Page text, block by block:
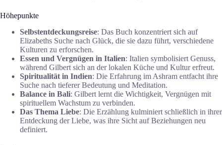
Höhepunkte
Selbstentdeckungsreise: Das Buch konzentriert sich auf
Elizabeths Suche nach Glück, die sie dazu führt, verschiedene
Kulturen zu erforschen.
Essen und Vergnügen in Italien: Italien symbolisiert Genuss,
während Gilbert sich an der lokalen Küche und Kultur erfreut.
Spiritualität in Indien: Die Erfahrung im Ashram entfacht ihre
Suche nach tieferer Bedeutung und Meditation.
Balance in Bali: Gilbert lernt die Wichtigkeit, Vergnügen mit
spirituellem Wachstum zu verbinden.
Das Thema Liebe: Die Erzählung kulminiert schließlich in ihrer
Entdeckung der Liebe, was ihre Sicht auf Beziehungen neu
definiert.